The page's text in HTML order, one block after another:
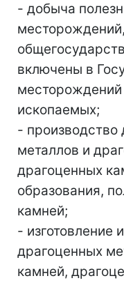
- добыча
включены в
месторождений
ископаемых;
- производство
металлов и
драгоценных
образования,
камней;
- изготовление
драгоценных
камней,